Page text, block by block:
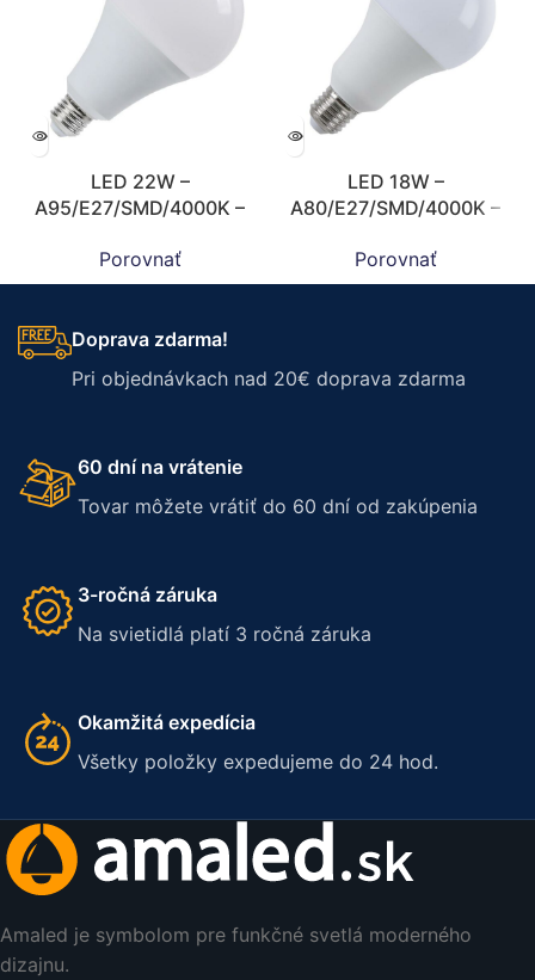
LED 22W –
A95/E27/SMD/4000K –
Porovnať
LED 18W –
A80/E27/SMD/4000K –
Porovnať
Doprava zdarma!
Pri objednávkach nad 20€ doprava zdarma
60 dní na vrátenie
Tovar môžete vrátiť do 60 dní od zakúpenia
3-ročná záruka
Na svietidlá platí 3 ročná záruka
Okamžitá expedícia
Všetky položky expedujeme do 24 hod.
Amaled je symbolom pre funkčné svetlá moderného
dizajnu.